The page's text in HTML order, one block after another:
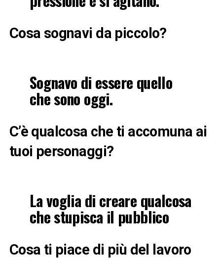
Cosa sognavi da piccolo?
Sognavo di essere quello
che sono oggi.
C’è qualcosa che ti accomuna ai
tuoi personaggi?
La voglia di creare qualcosa
che stupisca il pubblico
Cosa ti piace di più del lavoro